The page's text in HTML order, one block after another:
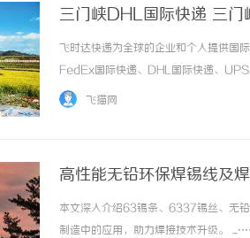
三门峡DHL国际快递 三
飞时达快递为全球的企业和个人提供国
FedEx国际快递、DHL国际快递、
务。三门峡DHL国际快递：飞时达快
飞猫网
高性能无铅环保焊锡线及
本文深入介绍63锡条、6337锡丝、无
制造中的应用，助力焊接技术升级。